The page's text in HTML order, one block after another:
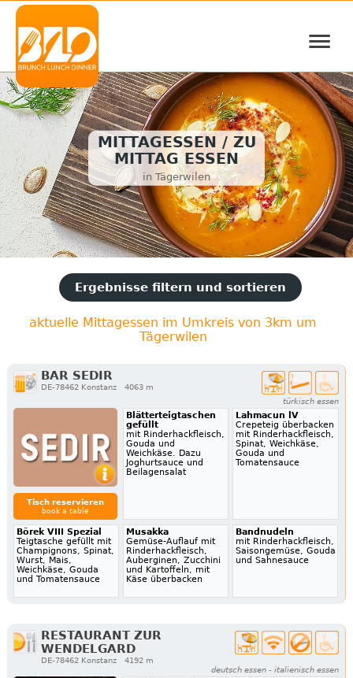
≡
MITTAGESSEN / ZU
MITTAG ESSEN
in Tägerwilen
Ergebnisse filtern und sortieren
aktuelle Mittagessen im Umkreis von 3km um
Tägerwilen
BAR SEDIR
DE-78462 Konstanz
4063 m
türkisch essen
Tisch reservieren
book a table
Blätterteigtaschen
gefüllt
mit Rinderhackfleisch,
Gouda und
Weichkäse. Dazu
Joghurtsauce und
Beilagensalat
Lahmacun lV
Crepeteig überbacken
mit Rinderhackfleisch,
Spinat, Weichkäse,
Gouda und
Tomatensauce
Börek VIII Spezial
Teigtasche gefüllt mit
Champignons, Spinat,
Wurst, Mais,
Weichkäse, Gouda
und Tomatensauce
Musakka
Gemüse-Auflauf mit
Rinderhackfleisch,
Auberginen, Zucchini
und Kartoffeln, mit
Käse überbacken
Bandnudeln
mit Rinderhackfleisch,
Saisongemüse, Gouda
und Sahnesauce
RESTAURANT ZUR
WENDELGARD
DE-78462 Konstanz
4192 m
deutsch essen - italienisch essen